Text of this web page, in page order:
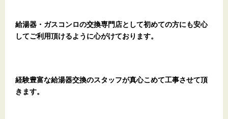
給湯器・ガスコンロの交換専門店として初めての方にも安心
してご利用頂けるように心がけております。
経験豊富な給湯器交換のスタッフが真心こめて工事させて頂
きます。